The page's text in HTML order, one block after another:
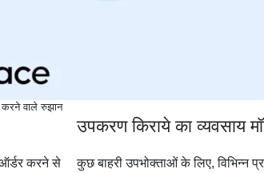
करने वाले रुझान
ऑर्डर करने से
उपकरण किराये का व्यवसाय
कुछ बाहरी उपभोक्ताओं के लिए, विभिन्न